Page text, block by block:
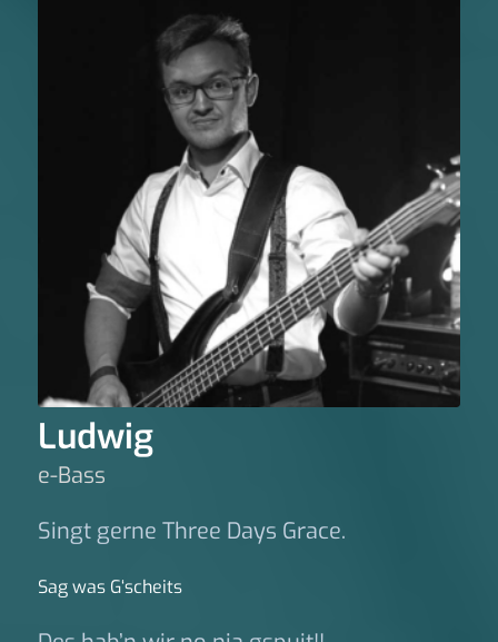
Ludwig
e-Bass
Singt gerne Three Days Grace.
Sag was G‘scheits